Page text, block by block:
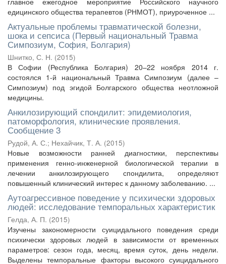
едицинского общества терапевтов (РНМОТ), приуроченное ...
Актуальные проблемы травматической болезни,
шока и сепсиса (Первый национальный Травма
Симпозиум, София, Болгария)
Шнитко, С. Н. (2015)
В Софии (Республика Болгария) 20–22 ноября 2014 г.
состоялся 1-й национальный Травма Симпозиум (далее –
Симпозиум) под эгидой Болгарского общества неотложной
медицины.
Анкилозирующий спондилит: эпидемиология,
патоморфология, клинические проявления.
Сообщение 3
Рудой, А. С.; Нехайчик, Т. А. (2015)
Новые возможности ранней диагностики, перспективы
применения генно-инженерной биологической терапии в
лечении анкилозирующего спондилита, определяют
повышенный клинический интерес к данному заболеванию. ...
Аутоагрессивное поведение у психически здоровых
людей: исследование темпоральных характеристик
Гелда, А. П. (2015)
Изучены закономерности суицидального поведения среди
психически здоровых людей в зависимости от временных
параметров: сезон года, месяц, время суток, день недели.
Выделены темпоральные факторы высокого суицидального